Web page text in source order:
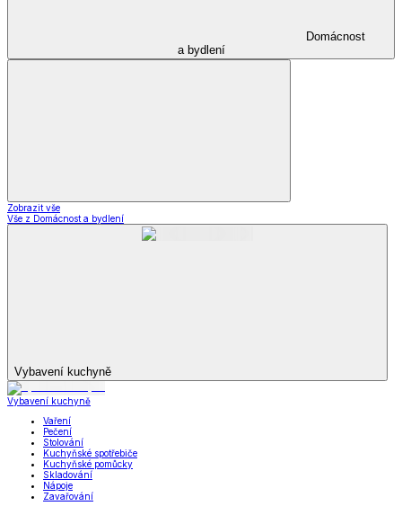
Domácnost
a bydlení
Zobrazit vše
Vše z Domácnost a bydlení
Vybavení kuchyně
Vybavení kuchyně
Vaření
Pečení
Stolování
Kuchyňské spotřebiče
Kuchyňské pomůcky
Skladování
Nápoje
Zavařování